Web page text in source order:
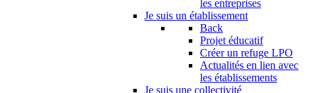
les entreprises
Je suis un établissement
Back
Projet éducatif
Créer un refuge LPO
Actualités en lien avec
les établissements
Je suis une collectivité